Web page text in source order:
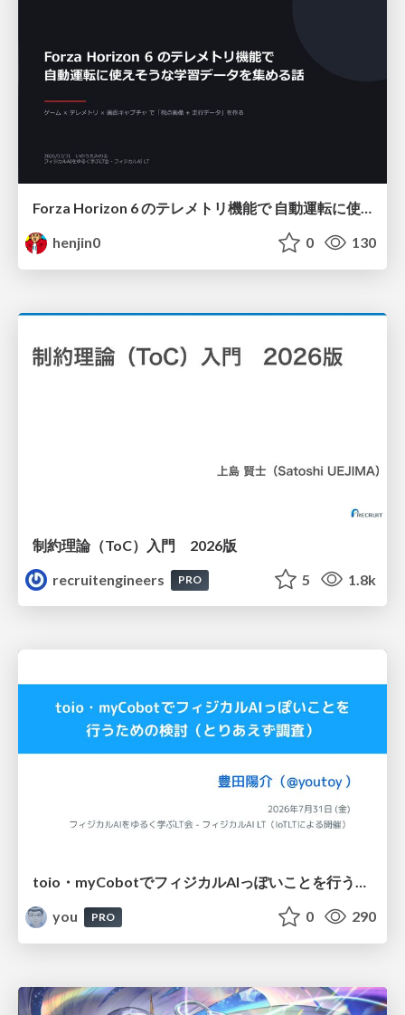
Forza Horizon 6 のテレメトリ機能で 自動運転に使えそうな学習データを集める話
henjin0
0 130
制約理論（ToC）入門 2026版
recruitengineers
PRO 5 1.8k
toio・myCobotでフィジカルAIっぽいことを行うための検討（とりあえず調査） / フィジカルAI LT（IoTLTによる開催）
you
PRO 0 290